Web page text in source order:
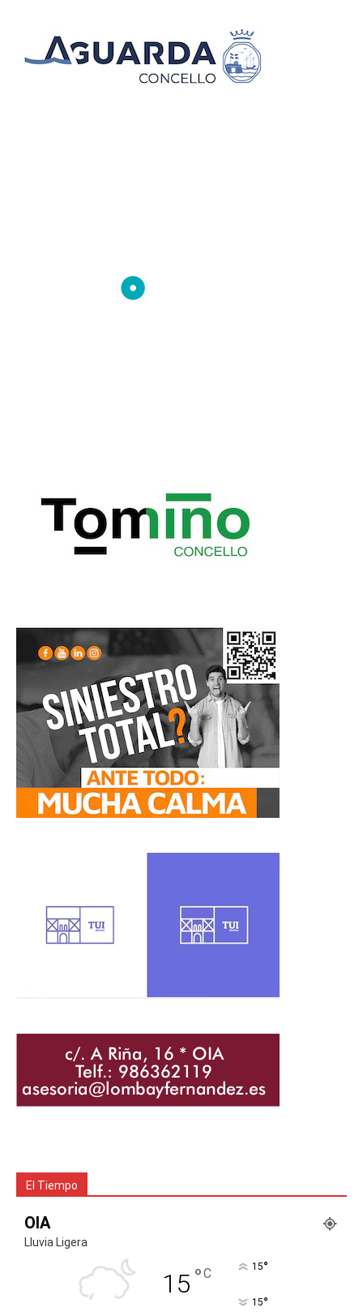
El Tiempo
OIA
Lluvia Ligera
15 °C 15°
15°